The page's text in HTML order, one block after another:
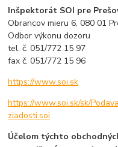
Inšpektorát SOI pre
Obrancov mieru 6, 080 01
Odbor výkonu dozoru
tel. č. 051/772 15 97
fax č. 051/772 15 96
https://www.soi.sk
https://www.soi.sk/sk/
ziadosti.soi
Účelom týchto